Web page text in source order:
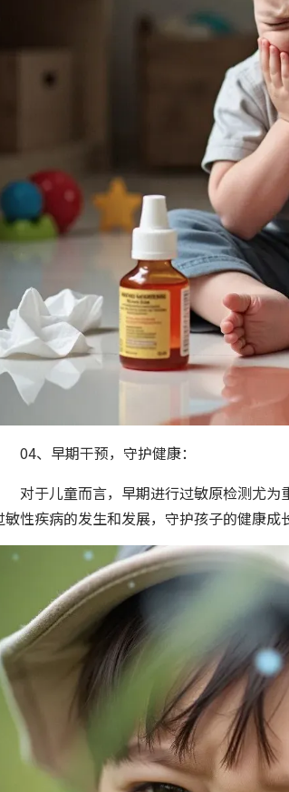
04、早期干预，守护健康：
对于儿童而言，早期进行过敏原检测尤
敏性疾病的发生和发展，守护孩子的健康成